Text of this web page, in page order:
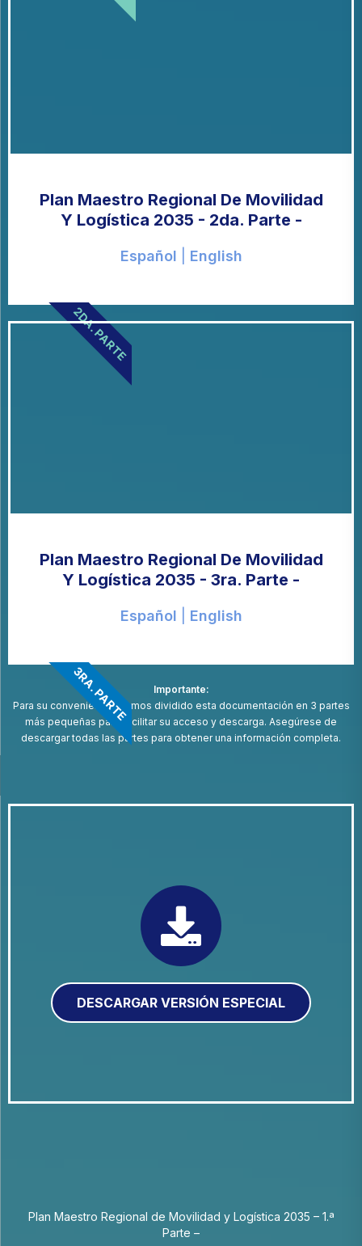
Plan Maestro Regional De Movilidad
Y Logística 2035 - 2da. Parte -
Español English
2DA. PARTE
Plan Maestro Regional De Movilidad
Y Logística 2035 - 3ra. Parte -
Español English
3RA. PARTE
Importante:
Para su conveniencia, hemos dividido esta documentación en 3 partes
más pequeñas para facilitar su acceso y descarga. Asegúrese de
descargar todas las partes para obtener una información completa.
DESCARGAR VERSIÓN ESPECIAL
Plan Maestro Regional de Movilidad y Logística 2035 – 1.ª
Parte –